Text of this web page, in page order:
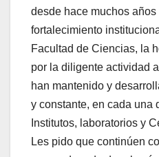
desde hace muchos años
fortalecimiento
Facultad de Ciencias, la
por la diligente actividad
han mantenido y
y constante, en cada una
Institutos, laboratorios y
Les pido que continúen